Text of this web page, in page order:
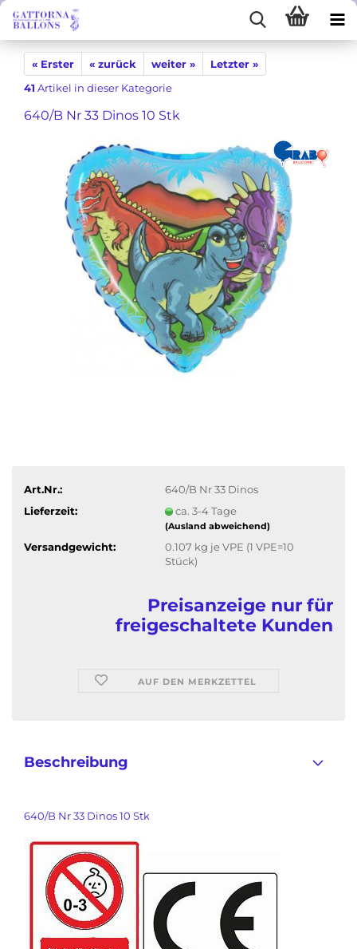
« Erster « zurück weiter »
Letzter »
41 Artikel in dieser Kategorie
640/B Nr 33 Dinos 10 Stk
Art.Nr.:
640/B Nr 33 Dinos
Lieferzeit:
ca. 3-4 Tage
(Ausland abweichend)
Versandgewicht: 0.107 kg je VPE (1 VPE=10
Stück)
Preisanzeige nur für
freigeschaltete Kunden
AUF DEN MERKZETTEL
Beschreibung
640/B Nr 33 Dinos 10 Stk